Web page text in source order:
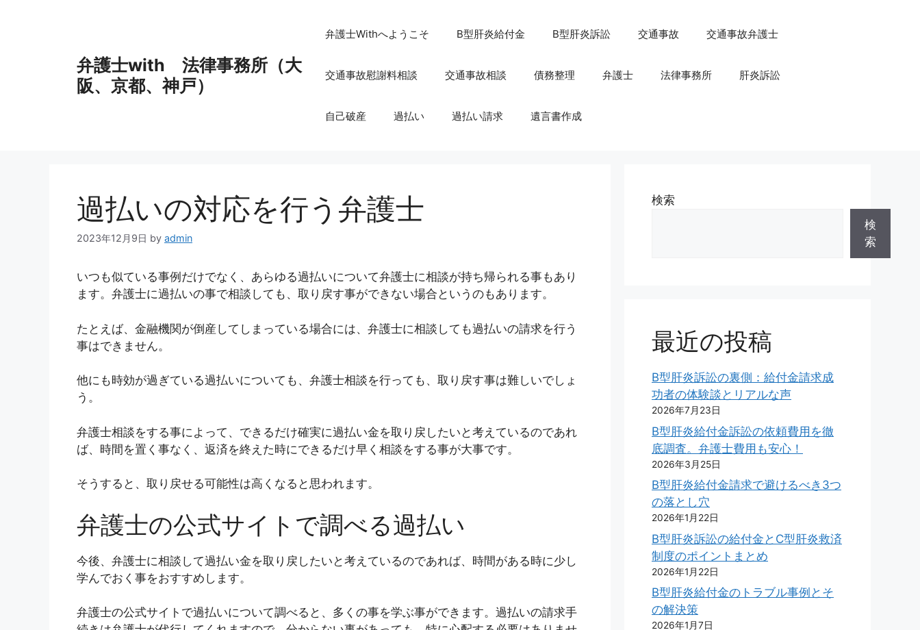
弁護士with 法律事務所（大
阪、京都、神戸）
弁護士Withへようこそ B型肝炎給付金 B型肝炎訴訟 交通事故 交通事故弁護士
交通事故慰謝料相談 交通事故相談 債務整理 弁護士 法律事務所 肝炎訴訟
自己破産 過払い 過払い請求 遺言書作成
過払いの対応を行う弁護士
2023年12月9日 by admin
いつも似ている事例だけでなく、あらゆる過払いについて弁護士に相談が持ち帰られる事もあり
ます。弁護士に過払いの事で相談しても、取り戻す事ができない場合というのもあります。
たとえば、金融機関が倒産してしまっている場合には、弁護士に相談しても過払いの請求を行う
事はできません。
他にも時効が過ぎている過払いについても、弁護士相談を行っても、取り戻す事は難しいでしょ
う。
弁護士相談をする事によって、できるだけ確実に過払い金を取り戻したいと考えているのであれ
ば、時間を置く事なく、返済を終えた時にできるだけ早く相談をする事が大事です。
そうすると、取り戻せる可能性は高くなると思われます。
弁護士の公式サイトで調べる過払い
今後、弁護士に相談して過払い金を取り戻したいと考えているのであれば、時間がある時に少し
学んでおく事をおすすめします。
弁護士の公式サイトで過払いについて調べると、多くの事を学ぶ事ができます。過払いの請求手
検索
検
索
最近の投稿
B型肝炎訴訟の裏側：給付金請求成
功者の体験談とリアルな声
2026年7月23日
B型肝炎給付金訴訟の依頼費用を徹
底調査。弁護士費用も安心！
2026年3月25日
B型肝炎給付金請求で避けるべき3つ
の落とし穴
2026年1月22日
B型肝炎訴訟の給付金とC型肝炎救済
制度のポイントまとめ
2026年1月22日
B型肝炎給付金のトラブル事例とそ
の解決策
2026年1月7日